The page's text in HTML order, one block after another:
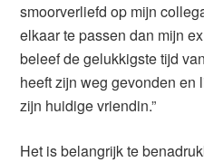
smoorverliefd op mijn
elkaar te passen dan mijn
beleef de gelukkigste tijd
heeft zijn weg gevonden en
zijn huidige vriendin.”
Het is belangrijk te